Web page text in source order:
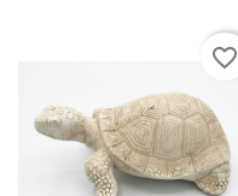
favorite_border